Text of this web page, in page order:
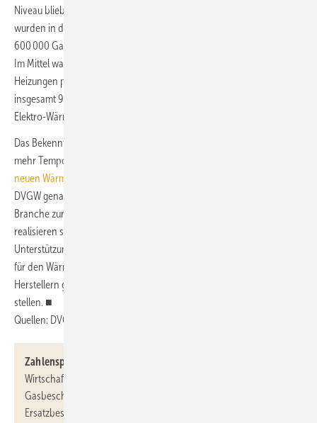
Niveau blieben. Nur in den Jahren 2020 (623 000) und 2021 (653 000)
wurden in den letzten 20 Jahren laut der BDH-Absatzstatistik mehr als
600 000 Gas-Heizungen neu installiert bzw. in den Verkehr gebracht.
Im Mittel waren es in den letzten 20 Jahren rund 516 000 Gas-
Heizungen pro Jahr. Den höchsten Gesamtabsatz gab es 2021 mit
insgesamt 929 000 Wärmeerzeugern (Gas-Heizkessel, Öl-Heizkessel,
Elektro-Wärmepumpen, zentralen Biomasse-Heizkessel).
Das Bekenntnis von Politik, Verbänden und die TGA/SHK-Branche zu
mehr Tempo beim Wärmepumpen-Rollout und mehr als
neuen Wärmepumpen pro Jahr ab 2024
DVGW genannten Zahl neuer Heizungen mit den aktuell in der
Branche zur Verfügung stehenden Kapazitäten schwerlich zu
realisieren sein. Auch würde die vom DVGW geforderte politische
Unterstützung und Weichenstellung für Biomethan und Wasserstoff
für den Wärmemarkt (Raumheizung) die von den Wärmepumpen-
Herstellern geforderte Investitionssicherheit grundsätzlich infrage
stellen. ■
Quellen: DVGW, BMWK, BDH / jv
Zahlenspiel:
Wirtschaft und Klimaschutz haben im Rahmen der
Gasbeschaffungsumlage insgesamt zwölf Gasimporteure ihre
Ersatzbeschaffungskosten angemeldet. Bezogen auf den